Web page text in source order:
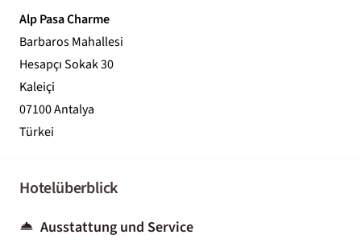
Alp Pasa Charme
Barbaros Mahallesi
Hesapçı Sokak 30
Kaleiçi
07100 Antalya
Türkei
Hotelüberblick
Ausstattung und Service